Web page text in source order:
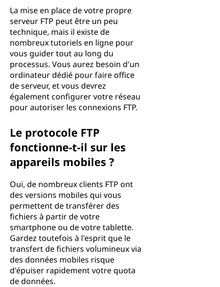
La mise en place de votre propre
serveur FTP peut être un peu
technique, mais il existe de
nombreux tutoriels en ligne pour
vous guider tout au long du
processus. Vous aurez besoin d'un
ordinateur dédié pour faire office
de serveur, et vous devrez
également configurer votre réseau
pour autoriser les connexions FTP.
Le protocole FTP
fonctionne-t-il sur les
appareils mobiles ?
Oui, de nombreux clients FTP ont
des versions mobiles qui vous
permettent de transférer des
fichiers à partir de votre
smartphone ou de votre tablette.
Gardez toutefois à l'esprit que le
transfert de fichiers volumineux via
des données mobiles risque
d'épuiser rapidement votre quota
de données.